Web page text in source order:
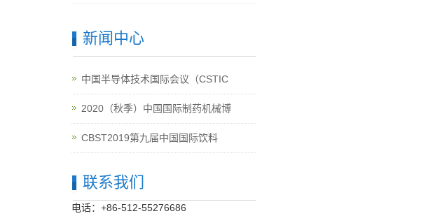
新闻中心
中国半导体技术国际会议（CSTIC
2020（秋季）中国国际制药机械博
CBST2019第九届中国国际饮料
联系我们
电话：+86-512-55276686